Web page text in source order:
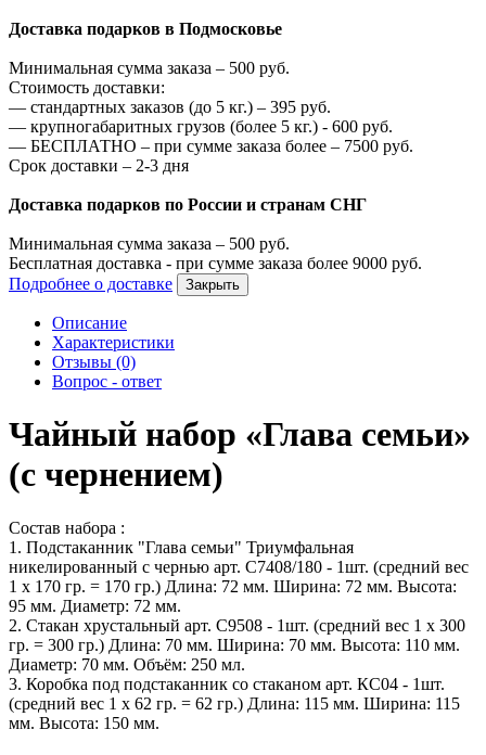
Доставка подарков в Подмосковье
Минимальная сумма заказа – 500 руб.
Стоимость доставки:
— стандартных заказов (до 5 кг.) – 395 руб.
— крупногабаритных грузов (более 5 кг.) - 600 руб.
— БЕСПЛАТНО – при сумме заказа более – 7500 руб.
Срок доставки – 2-3 дня
Доставка подарков по России и странам СНГ
Минимальная сумма заказа – 500 руб.
Бесплатная доставка - при сумме заказа более 9000 руб.
Подробнее о доставке
Закрыть
Описание
Характеристики
Отзывы (0)
Вопрос - ответ
Чайный набор «Глава семьи»
(с чернением)
Состав набора :
1. Подстаканник "Глава семьи" Триумфальная
никелированный с чернью арт. С7408/180 - 1шт. (средний вес
1 х 170 гр. = 170 гр.) Длина: 72 мм. Ширина: 72 мм. Высота:
95 мм. Диаметр: 72 мм.
2. Стакан хрустальный арт. С9508 - 1шт. (средний вес 1 х 300
гр. = 300 гр.) Длина: 70 мм. Ширина: 70 мм. Высота: 110 мм.
Диаметр: 70 мм. Объём: 250 мл.
3. Коробка под подстаканник со стаканом арт. КС04 - 1шт.
(средний вес 1 х 62 гр. = 62 гр.) Длина: 115 мм. Ширина: 115
мм. Высота: 150 мм.